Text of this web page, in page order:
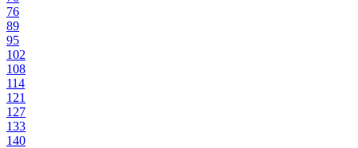
76
89
95
102
108
114
121
127
133
140